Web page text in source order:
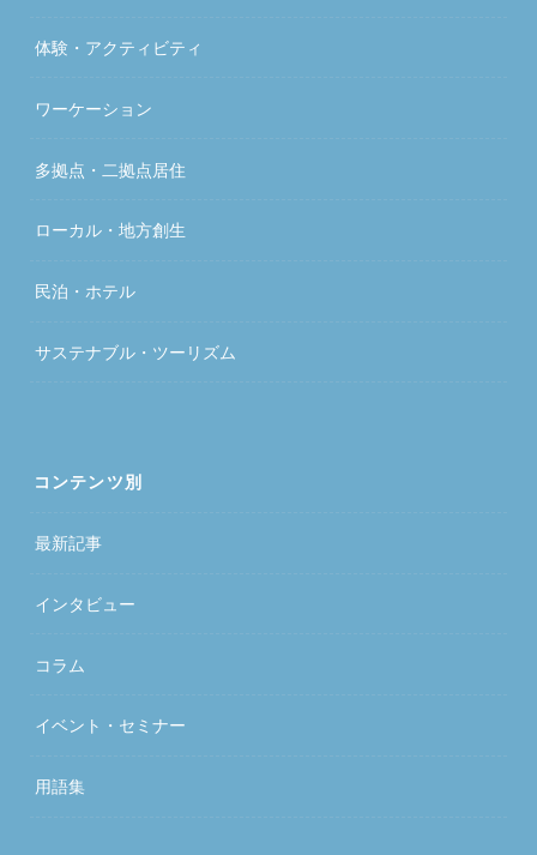
体験・アクティビティ
ワーケーション
多拠点・二拠点居住
ローカル・地方創生
民泊・ホテル
サステナブル・ツーリズム
コンテンツ別
最新記事
インタビュー
コラム
イベント・セミナー
用語集